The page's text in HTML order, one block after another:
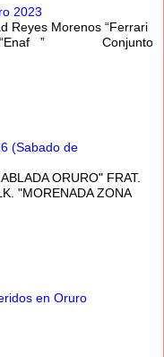
2023
Reyes Morenos “Ferrari
“Enaf ” Conjunto
(Sabado de
ORURO" FRAT.
"MORENADA ZONA
en Oruro